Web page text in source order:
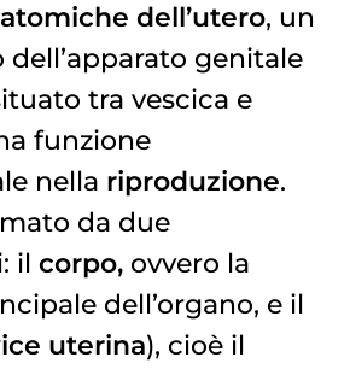
dell’utero, un
dell’apparato genitale
tra vescica e
funzione
nella riproduzione.
da due
il corpo, ovvero la
dell’organo, e il
uterina), cioè il